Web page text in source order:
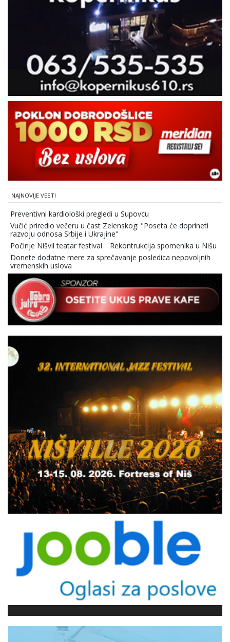
NAJNOVIJE VESTI
Preventivni kardiološki pregledi u Supovcu
Vučić priredio večeru u čast Zelenskog: "Poseta će doprineti
razvoju odnosa Srbije i Ukrajine"
Počinje Nišvil teatar festival
Rekontrukcija spomenika u Nišu
Donete dodatne mere za sprečavanje posledica nepovoljnih
vremenskih uslova